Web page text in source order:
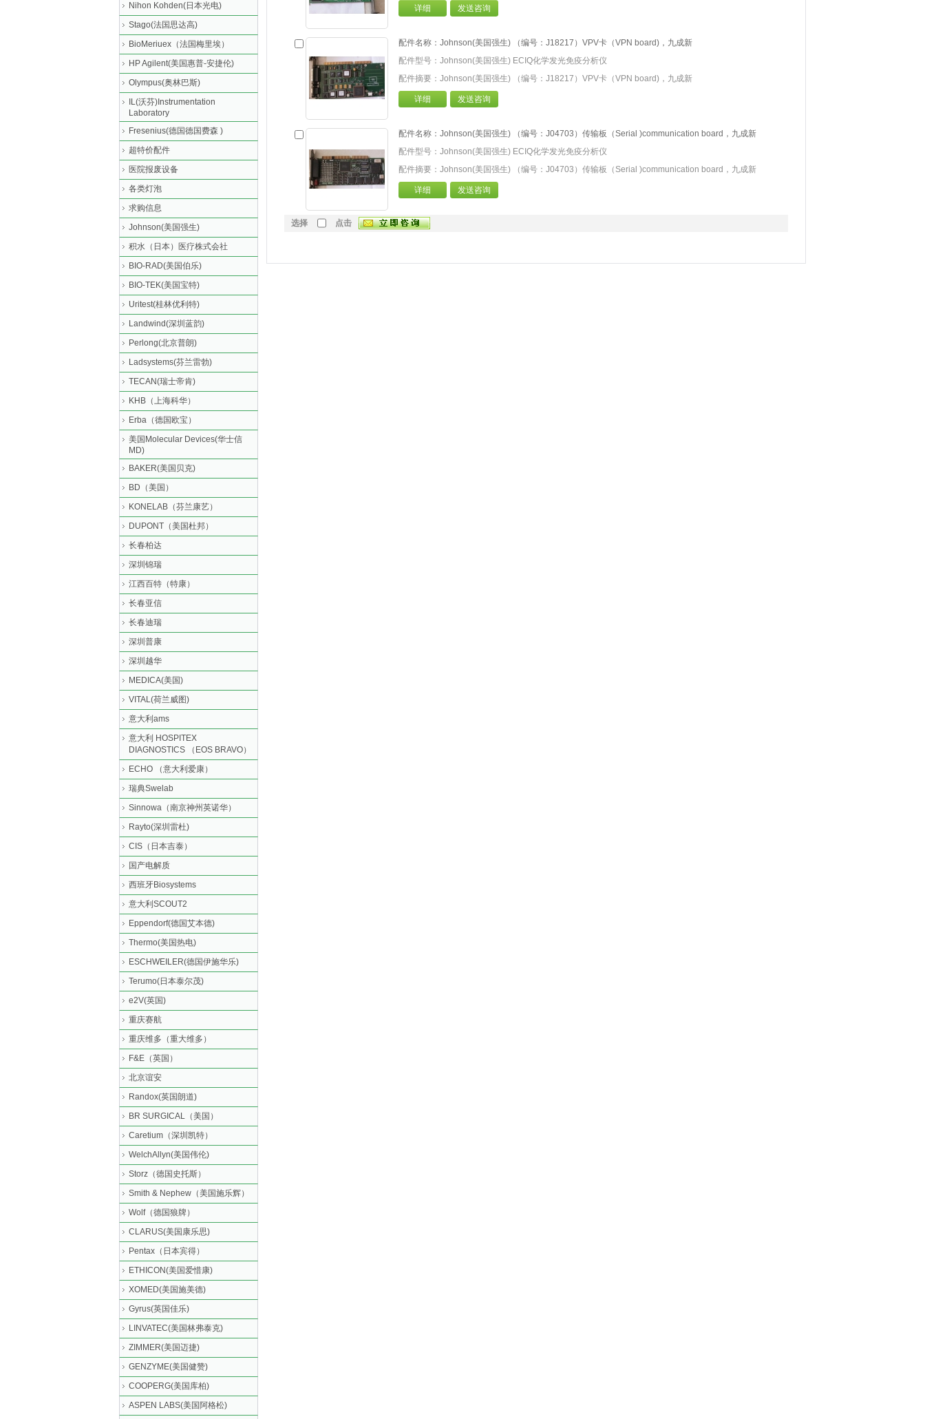
详细 发送咨询
配件名称：Johnson(美国强生) （编号：J18217）VPV卡（VPN board)，九成新
配件型号：Johnson(美国强生) ECIQ化学发光免疫分析仪
配件摘要：Johnson(美国强生) （编号：J18217）VPV卡（VPN board)，九成新
详细 发送咨询
配件名称：Johnson(美国强生) （编号：J04703）传输板（Serial )communication board，九成新
配件型号：Johnson(美国强生) ECIQ化学发光免疫分析仪
配件摘要：Johnson(美国强生) （编号：J04703）传输板（Serial )communication board，九成新
详细 发送咨询
选择 点击
Nihon Kohden(日本光电)
Stago(法国思达高)
BioMeriuex（法国梅里埃）
HP Agilent(美国惠普-安捷伦)
Olympus(奥林巴斯)
IL(沃芬)Instrumentation
Laboratory
Fresenius(德国德国费森 )
超特价配件
医院报废设备
各类灯泡
求购信息
Johnson(美国强生)
积水（日本）医疗株式会社
BIO-RAD(美国伯乐)
BIO-TEK(美国宝特)
Uritest(桂林优利特)
Landwind(深圳蓝韵)
Perlong(北京普朗)
Ladsystems(芬兰雷勃)
TECAN(瑞士帝肯)
KHB（上海科华）
Erba（德国欧宝）
美国Molecular Devices(华士信
MD)
BAKER(美国贝克)
BD（美国）
KONELAB（芬兰康艺）
DUPONT（美国杜邦）
长春柏达
深圳锦瑞
江西百特（特康）
长春亚信
长春迪瑞
深圳普康
深圳越华
MEDICA(美国)
VITAL(荷兰威图)
意大利ams
意大利 HOSPITEX
DIAGNOSTICS （EOS BRAVO）
ECHO （意大利爱康）
瑞典Swelab
Sinnowa（南京神州英诺华）
Rayto(深圳雷杜)
CIS（日本吉泰）
国产电解质
西班牙Biosystems
意大利SCOUT2
Eppendorf(德国艾本德)
Thermo(美国热电)
ESCHWEILER(德国伊施华乐)
Terumo(日本泰尔茂)
e2V(英国)
重庆赛航
重庆维多（重大维多）
F&E（英国）
北京谊安
Randox(英国朗道)
BR SURGICAL（美国）
Caretium（深圳凯特）
WelchAllyn(美国伟伦)
Storz（德国史托斯）
Smith & Nephew（美国施乐辉）
Wolf（德国狼牌）
CLARUS(美国康乐思)
Pentax（日本宾得）
ETHICON(美国爱惜康)
XOMED(美国施美德)
Gyrus(英国佳乐)
LINVATEC(美国林弗泰克)
ZIMMER(美国迈捷)
GENZYME(美国健赞)
COOPERG(美国库柏)
ASPEN LABS(美国阿格松)